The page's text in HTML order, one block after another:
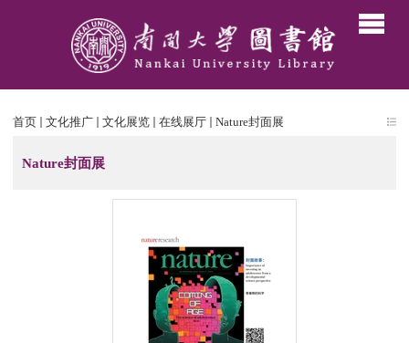
首页 文化推广 文化展览 在线展厅 Nature封面展
Nature封面展